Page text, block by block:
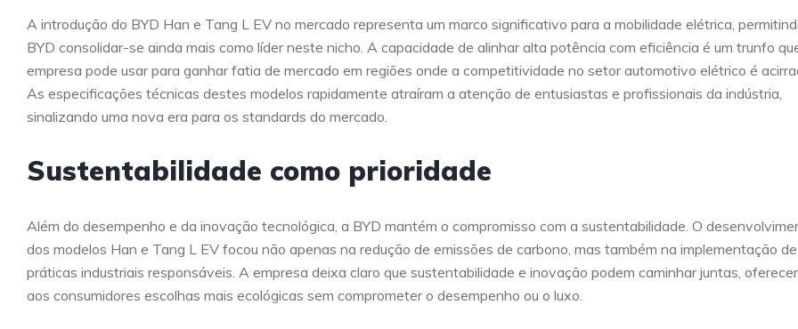
A introdução do BYD Han e Tang L EV no mercado representa um marco significativo para a mobilidade elétrica,
BYD consolidar-se ainda mais como líder neste nicho. A capacidade de alinhar alta potência com eficiência é um trunfo
empresa pode usar para ganhar fatia de mercado em regiões onde a competitividade no setor automotivo elétrico é
As especificações técnicas destes modelos rapidamente atraíram a atenção de entusiastas e profissionais da indústria,
sinalizando uma nova era para os standards do mercado.
Sustentabilidade como prioridade
Além do desempenho e da inovação tecnológica, a BYD mantém o compromisso com a sustentabilidade. O
dos modelos Han e Tang L EV focou não apenas na redução de emissões de carbono, mas também na implementação de
práticas industriais responsáveis. A empresa deixa claro que sustentabilidade e inovação podem caminhar juntas,
aos consumidores escolhas mais ecológicas sem comprometer o desempenho ou o luxo.